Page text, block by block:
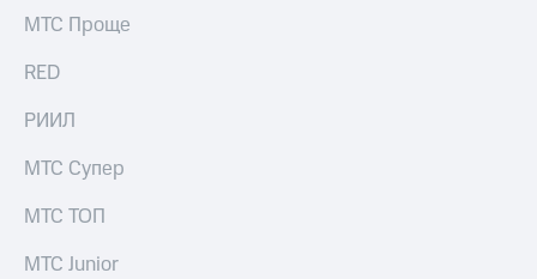
Порядок
выкупа
Описание
Уведомление
погашении
МТС Проще
RED
РИИЛ
МТС Супер
МТС ТОП
МТС Junior